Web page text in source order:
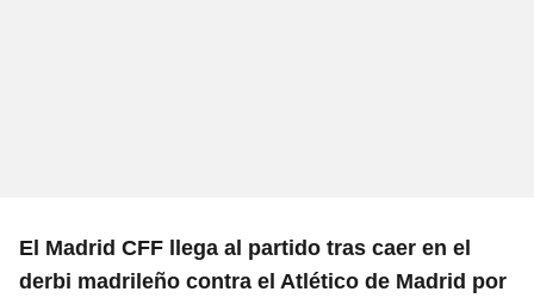
El Madrid CFF llega al partido tras caer en el
derbi madrileño contra el Atlético de Madrid por